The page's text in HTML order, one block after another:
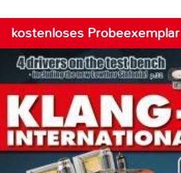
kostenloses Probeexemplar